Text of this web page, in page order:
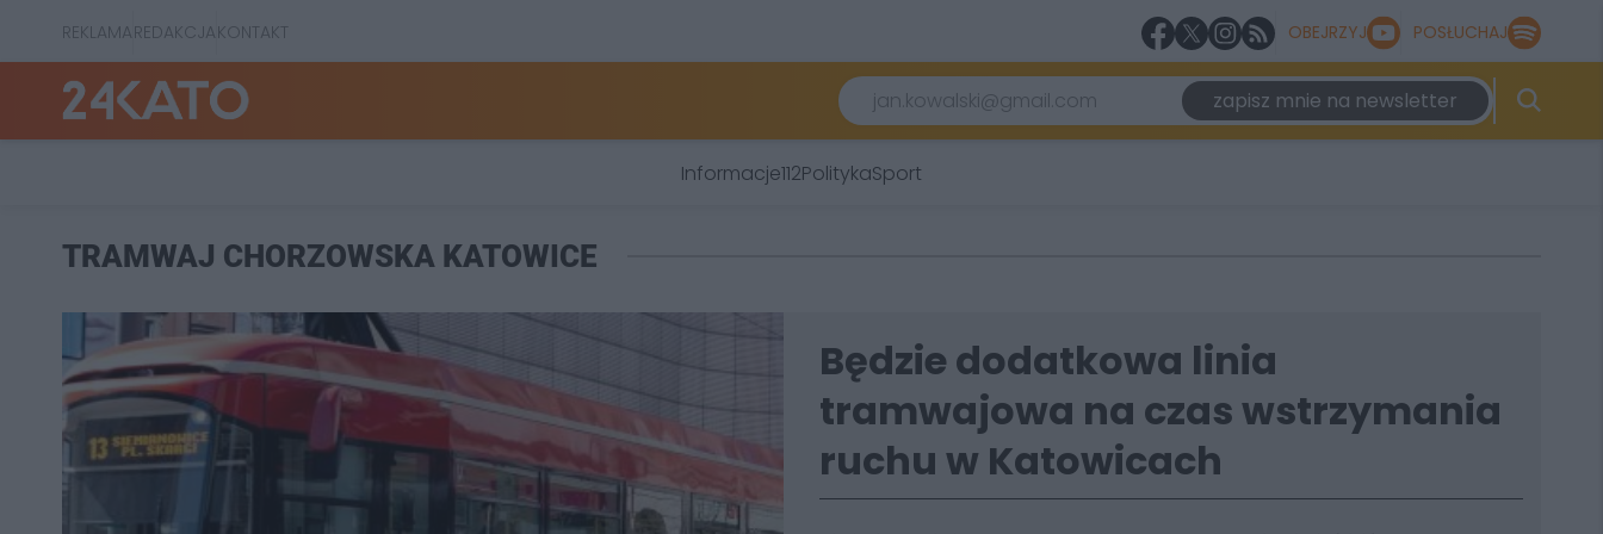
REKLAMAREDAKCJAKONTAKT OBEJRZYJ POSŁUCHAJ
zapisz mnie na newsletter
Informacje112PolitykaSport
TRAMWAJ CHORZOWSKA KATOWICE
Będzie dodatkowa linia
tramwajowa na czas wstrzymania
ruchu w Katowicach